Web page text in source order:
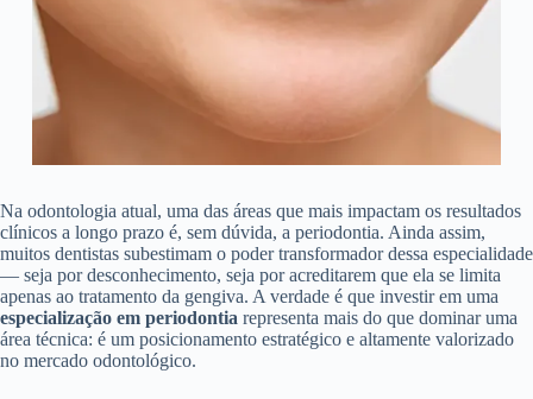
Na odontologia atual, uma das áreas que mais impactam os resultados
clínicos a longo prazo é, sem dúvida, a periodontia. Ainda assim,
muitos dentistas subestimam o poder transformador dessa especialidade
— seja por desconhecimento, seja por acreditarem que ela se limita
apenas ao tratamento da gengiva. A verdade é que investir em uma
especialização em periodontia representa mais do que dominar uma
área técnica: é um posicionamento estratégico e altamente valorizado
no mercado odontológico.